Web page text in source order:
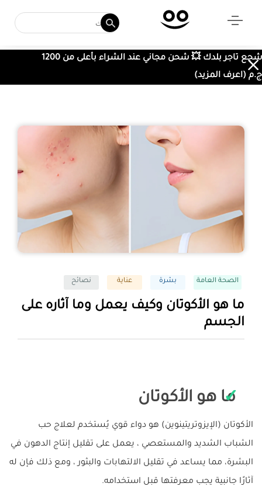
شجع تاجر بلدك 💥 شحن مجاني عند الشراء بأعلى من 1200
ج.م (اعرف المزيد)
الصحة العامة بشرة عناية نصائح
ما هو الأكوتان وكيف يعمل وما آثاره على
الجسم
ما هو الأكوتان
الأكوتان (الإيزوتريتينوين) هو دواء قوي يُستخدم لعلاج حب
الشباب الشديد والمستعصي ، يعمل على تقليل إنتاج الدهون في
البشرة، مما يساعد في تقليل الالتهابات والبثور ، ومع ذلك فإن له
آثارًا جانبية يجب معرفتها قبل استخدامه.